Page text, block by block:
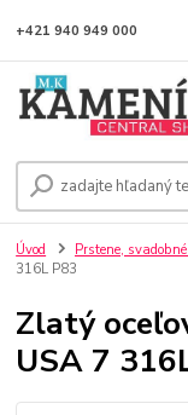
+421 940 949 000
Úvod Prstene,
316L P83
Zlatý
USA 7